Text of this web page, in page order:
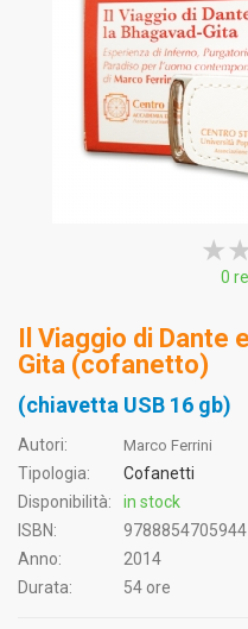
0
Il Viaggio di Dante
Gita (cofanetto)
(chiavetta USB 16 gb)
Autori: Marco Ferrini
Tipologia:
Cofanetti
Disponibilità:
in stock
ISBN:
9788854705944
Anno:
2014
Durata:
54 ore